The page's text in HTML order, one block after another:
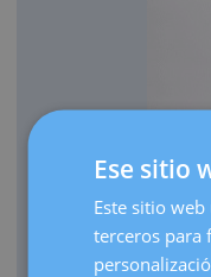
Cada año traemos
Realizamos más
Ese sitio
Este sitio
terceros para